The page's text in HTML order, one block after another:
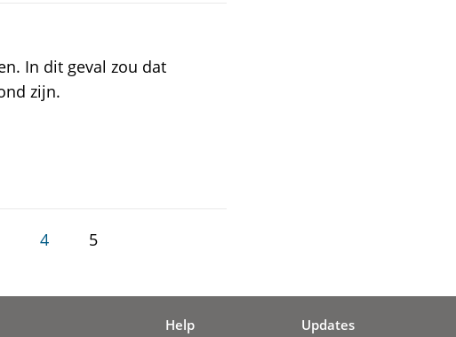
In dit geval zou dat
zijn.
4 5
Help
Updates